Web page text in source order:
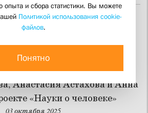
религии в
России
Анастасия Астахова и Анна
«Науки о человеке»
опыта и сбора статистики. Вы можете
Политикой использования cookie-
файлов.
Понятно